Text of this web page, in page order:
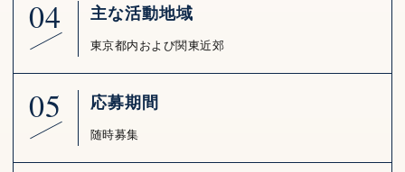
04 主な活動地域
東京都内および関東近郊
05 応募期間
随時募集